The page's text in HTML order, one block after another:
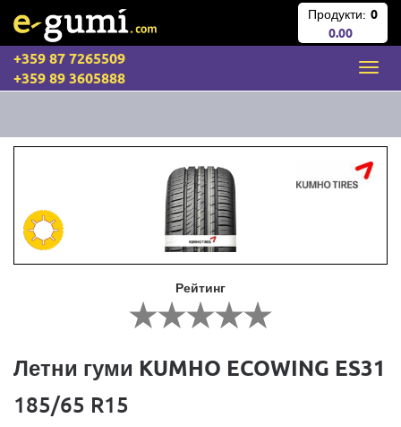
Продукти: 0
0.00
+359 87 7265509
+359 89 3605888
Рейтинг
Летни гуми KUMHO ECOWING ES31
185/65 R15